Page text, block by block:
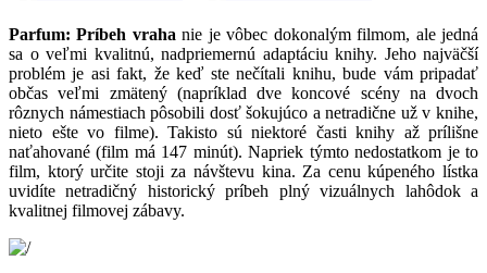
Parfum: Príbeh vraha nie je vôbec dokonalým filmom, ale jedná
sa o veľmi kvalitnú, nadpriemernú adaptáciu knihy. Jeho najväčší
problém je asi fakt, že keď ste nečítali knihu, bude vám pripadať
občas veľmi zmätený (napríklad dve koncové scény na dvoch
rôznych námestiach pôsobili dosť šokujúco a netradične už v knihe,
nieto ešte vo filme). Takisto sú niektoré časti knihy až prílišne
naťahované (film má 147 minút). Napriek týmto nedostatkom je to
film, ktorý určite stoji za návštevu kina. Za cenu kúpeného lístka
uvidíte netradičný historický príbeh plný vizuálnych lahôdok a
kvalitnej filmovej zábavy.